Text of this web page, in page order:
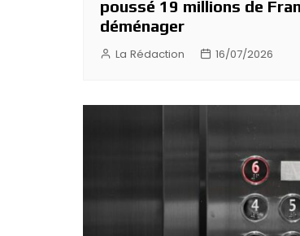
poussé 19 millions de
déménager
La Rédaction 16/07/2026